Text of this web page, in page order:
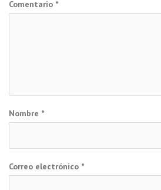
Comentario *
Nombre *
Correo electrónico *